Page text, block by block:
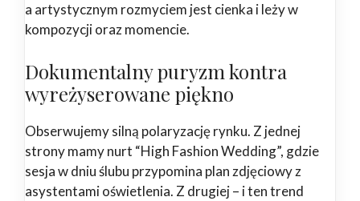
a artystycznym rozmyciem jest cienka i leży w
kompozycji oraz momencie.
Dokumentalny puryzm kontra
wyreżyserowane piękno
Obserwujemy silną polaryzację rynku. Z jednej
strony mamy nurt “High Fashion Wedding”, gdzie
sesja w dniu ślubu przypomina plan zdjęciowy z
asystentami oświetlenia. Z drugiej – i ten trend